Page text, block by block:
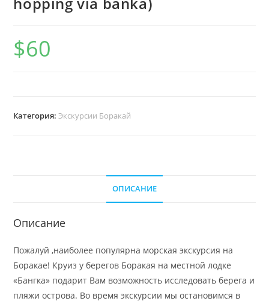
$60
Категория:Экскурсии Боракай
ОПИСАНИЕ
Описание
Пожалуй ,наиболее популярна морская экскурсия на
Боракае! Круиз у берегов Боракая на местной лодке
«Бангка» подарит Вам возможность исследовать берега и
пляжи острова. Во время экскурсии мы остановимся в